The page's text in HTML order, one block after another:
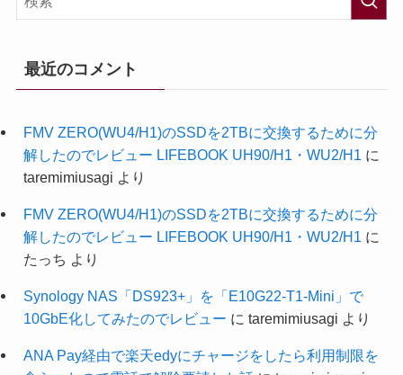
最近のコメント
FMV ZERO(WU4/H1)のSSDを2TBに交換するために分
解したのでレビュー LIFEBOOK UH90/H1・WU2/H1 に
taremimiusagi より
FMV ZERO(WU4/H1)のSSDを2TBに交換するために分
解したのでレビュー LIFEBOOK UH90/H1・WU2/H1 に
たっち より
Synology NAS「DS923+」を「E10G22-T1-Mini」で
10GbE化してみたのでレビュー に taremimiusagi より
ANA Pay経由で楽天edyにチャージをしたら利用制限を